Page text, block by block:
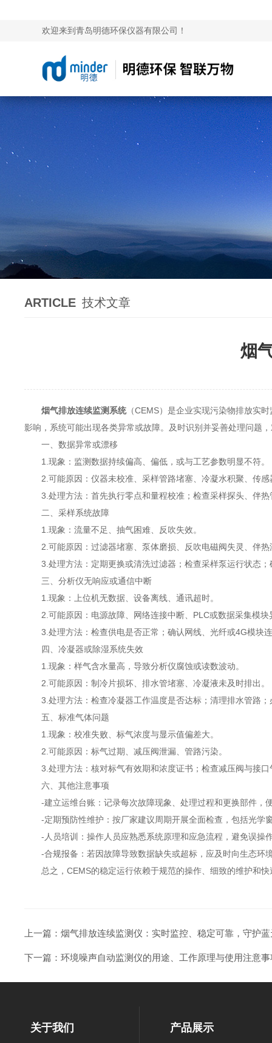
欢迎来到青岛明德环保仪器有限公司！
ARTICLE 技术文章
烟
烟气排放连续监测系统（CEMS）是企业实现污染物排放实
影响，系统可能出现各类异常或故障。及时识别并妥善处理问题
一、数据异常或漂移
1.现象：监测数据持续偏高、偏低，或与工艺参数明显不符。
2.可能原因：仪器未校准、采样管路堵塞、冷凝水积聚、传感
3.处理方法：首先执行零点和量程校准；检查采样探头、伴热
二、采样系统故障
1.现象：流量不足、抽气困难、反吹失效。
2.可能原因：过滤器堵塞、泵体磨损、反吹电磁阀失灵、伴热
3.处理方法：定期更换或清洗过滤器；检查采样泵运行状态；
三、分析仪无响应或通信中断
1.现象：上位机无数据、设备离线、通讯超时。
2.可能原因：电源故障、网络连接中断、PLC或数据采集模块
3.处理方法：检查供电是否正常；确认网线、光纤或4G模块
四、冷凝器或除湿系统失效
1.现象：样气含水量高，导致分析仪腐蚀或读数波动。
2.可能原因：制冷片损坏、排水管堵塞、冷凝液未及时排出。
3.处理方法：检查冷凝器工作温度是否达标；清理排水管路；
五、标准气体问题
1.现象：校准失败、标气浓度与显示值偏差大。
2.可能原因：标气过期、减压阀泄漏、管路污染。
3.处理方法：核对标气有效期和浓度证书；检查减压阀与接口
六、其他注意事项
-建立运维台账：记录每次故障现象、处理过程和更换部件，
-定期预防性维护：按厂家建议周期开展全面检查，包括光学
-人员培训：操作人员应熟悉系统原理和应急流程，避免误操
-合规报备：若因故障导致数据缺失或超标，应及时向生态环
总之，CEMS的稳定运行依赖于规范的操作、细致的维护和快
上一篇： 烟气排放连续监测仪：实时监控、稳定可靠，守护
下一篇： 环境噪声自动监测仪的用途、工作原理与使用注意事
关于我们 产品展示